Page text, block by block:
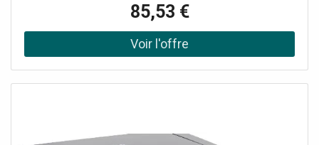
l'application View et les assistants vocaux Alexa, Google
Assistant et Siri.
85,53 €